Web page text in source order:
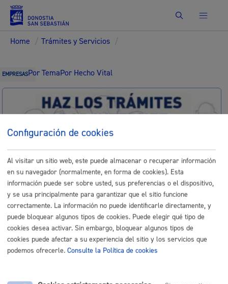
Buscar
Home / Trámites y Servicios /
EMPRESASPor TemaPor Hecho Vital
Identificación electrónica B@kQ
Trámites
Asesoramiento, orientación e
Intermediación para la
organización de eventos en la
ciudad.
información, solicítala en elBuzón de la Ciudadanía
Configuración de cookies
Al visitar un sitio web, este puede almacenar o recuperar información
en su navegador (normalmente, en forma de cookies). Esta
información puede ser sobre usted, sus preferencias o el dispositivo,
y se usa principalmente para garantizar que el sitio funcione
correctamente. La información no puede identificarle directamente, y
puede bloquear algunos tipos de cookies. Puede elegir qué tipo de
cookies desea activar. Sin embargo, bloquear algunos tipos de
cookies puede afectar a su experiencia del sitio y los servicios que
podemos ofrecerle. Consulte la Política de cookies